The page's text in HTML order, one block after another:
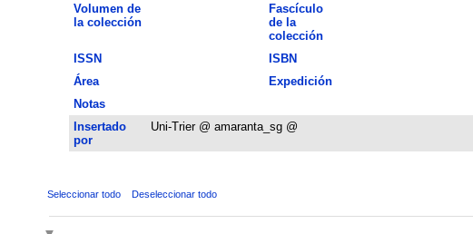
Volumen de
la colección
Fascículo
de la
colección
ISSN ISBN
Área
Expedición
Notas
Insertado
por
Uni-Trier @ amaranta_sg @
Seleccionar todo Deseleccionar todo